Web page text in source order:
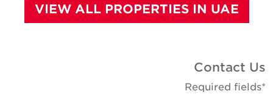
VIEW ALL PROPERTIES IN UAE
Contact Us
*Required fields